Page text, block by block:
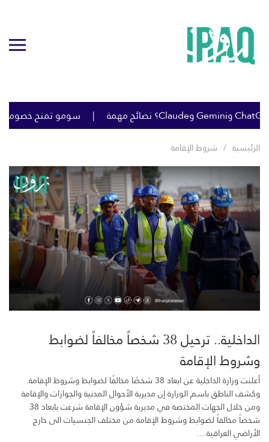
سومو تمنح خصومات
الرئيسية شروط الإقامة
الداخلية.. ترحيل 38 شخصاً مخالفاً لضوابط
وشروط الإقامة
أعلنت وزارة الداخلية عن ابعاد 38 شخصًا مخالفًا لضوابط وشروط الإقامة.
وكشف الناطق باسم الوزارة إن مديرية الأحوال المدنية والجوازات والإقامة
ومن خلال الجهات المختصة في مديرية شؤون الإقامة شرعت بابعاد 38
شخصاً مخالفاً لضوابط وشروط الإقامة من مختلف الجنسيات الى خارج
الأراضي العراقية....